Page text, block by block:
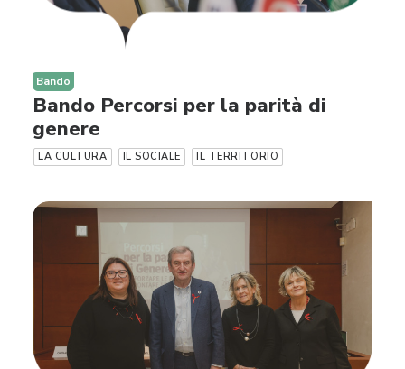
Bando
Bando Percorsi per la parità di
genere
LA CULTURA IL SOCIALE IL TERRITORIO